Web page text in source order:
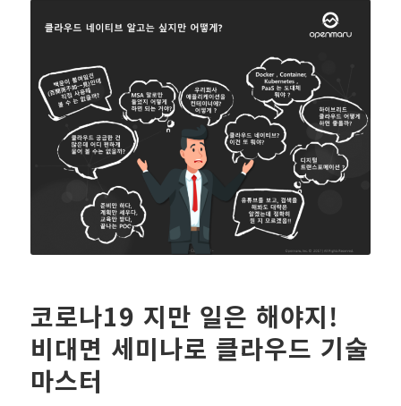
코로나19 지만 일은 해야지!
비대면 세미나로 클라우드 기술
마스터